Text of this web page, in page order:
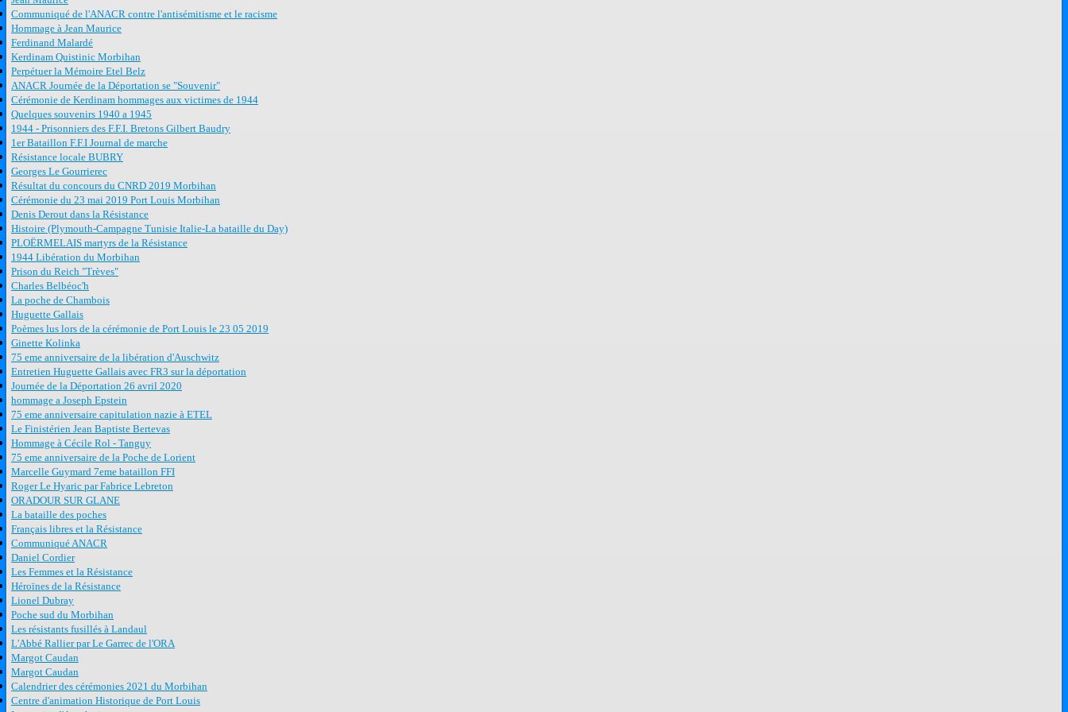
Communiqué de l'ANACR contre l'antisémitisme et le racisme
Hommage à Jean Maurice
Ferdinand Malardé
Kerdinam Quistinic Morbihan
Perpétuer la Mémoire Etel Belz
ANACR Journée de la Déportation se "Souvenir"
Cérémonie de Kerdinam hommages aux victimes de 1944
Quelques souvenirs 1940 a 1945
1944 - Prisonniers des F.F.I. Bretons Gilbert Baudry
1er Bataillon F.F.I Journal de marche
Résistance locale BUBRY
Georges Le Gourrierec
Résultat du concours du CNRD 2019 Morbihan
Cérémonie du 23 mai 2019 Port Louis Morbihan
Denis Derout dans la Résistance
Histoire (Plymouth-Campagne Tunisie Italie-La bataille du Day)
PLOËRMELAIS martyrs de la Résistance
1944 Libération du Morbihan
Prison du Reich "Trèves"
Charles Belbéoc'h
La poche de Chambois
Huguette Gallais
Poèmes lus lors de la cérémonie de Port Louis le 23 05 2019
Ginette Kolinka
75 eme anniversaire de la libération d'Auschwitz
Entretien Huguette Gallais avec FR3 sur la déportation
Journée de la Déportation 26 avril 2020
hommage a Joseph Epstein
75 eme anniversaire capitulation nazie à ETEL
Le Finistérien Jean Baptiste Bertevas
Hommage à Cécile Rol - Tanguy
75 eme anniversaire de la Poche de Lorient
Marcelle Guymard 7eme bataillon FFI
Roger Le Hyaric par Fabrice Lebreton
ORADOUR SUR GLANE
La bataille des poches
Français libres et la Résistance
Communiqué ANACR
Daniel Cordier
Les Femmes et la Résistance
Héroïnes de la Résistance
Lionel Dubray
Poche sud du Morbihan
Les résistants fusillés à Landaul
L'Abbé Rallier par Le Garrec de l'ORA
Margot Caudan
Margot Caudan
Calendrier des cérémonies 2021 du Morbihan
Centre d'animation Historique de Port Louis